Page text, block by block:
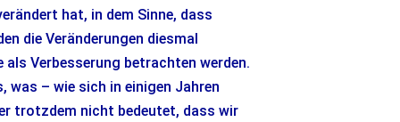
hat, in dem Sinne, dass
die Veränderungen diesmal
Verbesserung betrachten werden.
was – wie sich in einigen Jahren
trotzdem nicht bedeutet, dass wir